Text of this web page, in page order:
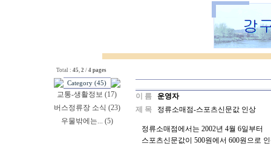
Total : 45, 2 / 4 pages
Category (45)
교통-생활정보 (17)
버스정류장 소식 (23)
우물밖에는... (5)
이 름 운영자
제 목
정류소매점-스포츠신문값 인상
정류소매점에서는 2002년 4월 6일부터
스포츠신문값이 500원에서 600원으로